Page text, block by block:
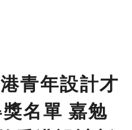
青年設計才
名單 嘉勉